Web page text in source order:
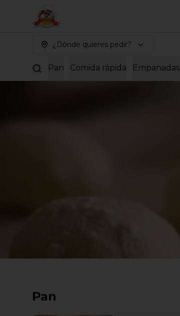
¿Dónde quieres pedir?
Pan Comida rápida Empanadas
Pan